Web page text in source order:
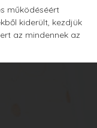
működéséért
kiderült, kezdjük
az mindennek az